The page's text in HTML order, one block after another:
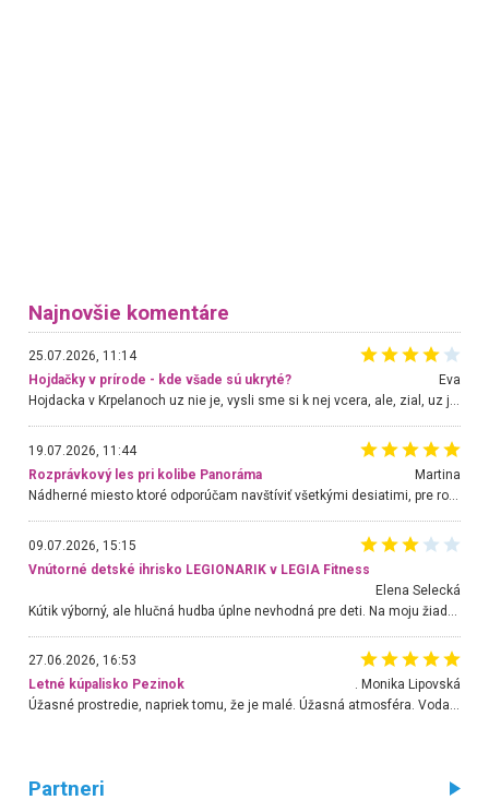
Najnovšie komentáre
25.07.2026, 11:14
Hojdačky v prírode - kde všade sú ukryté?
Eva
Hojdacka v Krpelanoch uz nie je, vysli sme si k nej vcera, ale, zial, uz je znicena. Ak sem planujete cestu len kvoli hojdacke, mozete si ju usetrit. Krasny vyhlad je tu vsak aj bez hojdacky :-)
19.07.2026, 11:44
Rozprávkový les pri kolibe Panoráma
Martina
Nádherné miesto ktoré odporúčam navštíviť všetkými desiatimi, pre rodiny s deťmi, dôchodcom... Proste a jednoducho ozaj rozprávkový les.. určite ešte prídeme. Odniesli sme si na pamiatku krásne tričká,
09.07.2026, 15:15
Vnútorné detské ihrisko LEGIONARIK v LEGIA Fitness
Elena Selecká
27.06.2026, 16:53
Letné kúpalisko Pezinok
. Monika Lipovská
Úžasné prostredie, napriek tomu, že je malé. Úžasná atmosféra. Voda fantastická a nádherná. Ľudí je pomerne veľa, ale su mili a ohľaduplní. Je veľmi zaujímavé sledovať, ako dokážu spolu športovať cudzí ľudia a bez ohľadu na vek. Vládne tu pohoda. Vnuka neviem dostať z vody. Ďakujem za krásny deň . Urcite sa sem vrátim. Jediný problém je s parkovaním, ale aj ten sa mi podarilo vyriešiť. Monika Bratislava
Partneri